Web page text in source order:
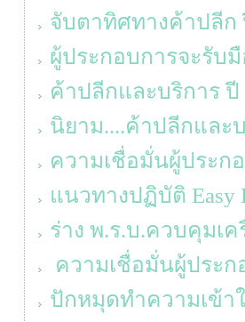
จับตาทิศทางค้าปลีก
ผู้ประกอบการจะรับ
ค้าปลีกและบริการ ปี
นิยาม....ค้าปลีกและ
ความเชื่อมั่นผู้ประก
แนวทางปฏิบัติ Easy
ร่าง พ.ร.บ.ควบคุมเ
ความเชื่อมั่นผู้ประก
ปักหมุดทำความเข้า